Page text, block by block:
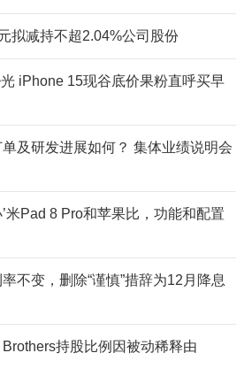
拟减持不超2.04%公司股份
iPhone 15现谷底价果粉直呼买早
及研发进展如何？ 集体业绩说明会
米Pad 8 Pro和苹果比，功能和配置
不变，删除“谨慎”措辞为12月降息
持股比例因被动稀释由